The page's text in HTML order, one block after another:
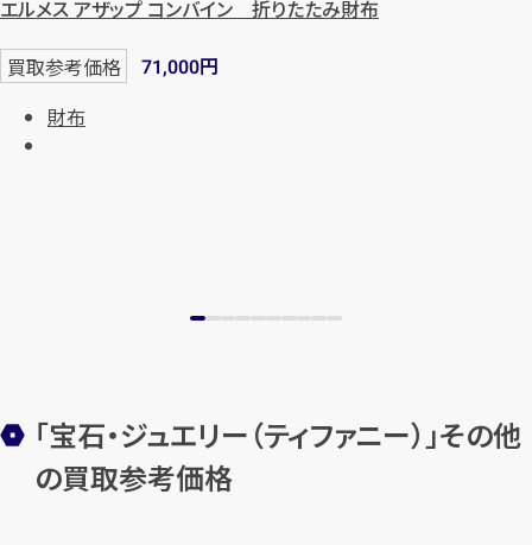
エルメス アザップ コンバイン 折りたたみ財布
買取参考価格 71,000円
財布
「宝石・ジュエリー（ティファニー）」その他
の買取参考価格